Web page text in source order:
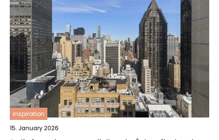
inspiration
15. January 2026